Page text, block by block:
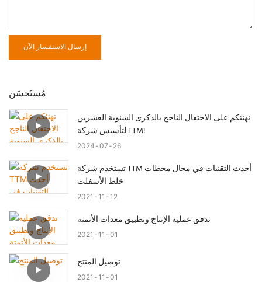
إرسال الاستفسار الآن
مُستَحسَن
نهنئكم على الاحتفال الناجح بالذكرى السنوية العشرين
لتأسيس شركة TTM!
2024 07 26
تستخدم شركة TTM أحدث التقنيات في مجال محطات
خلط الأسفلت
2021 11 12
تدفق عملية الإنتاج وتطبيق معدات الأتمتة
2021 11 01
توصيل المنتج
2021 11 01